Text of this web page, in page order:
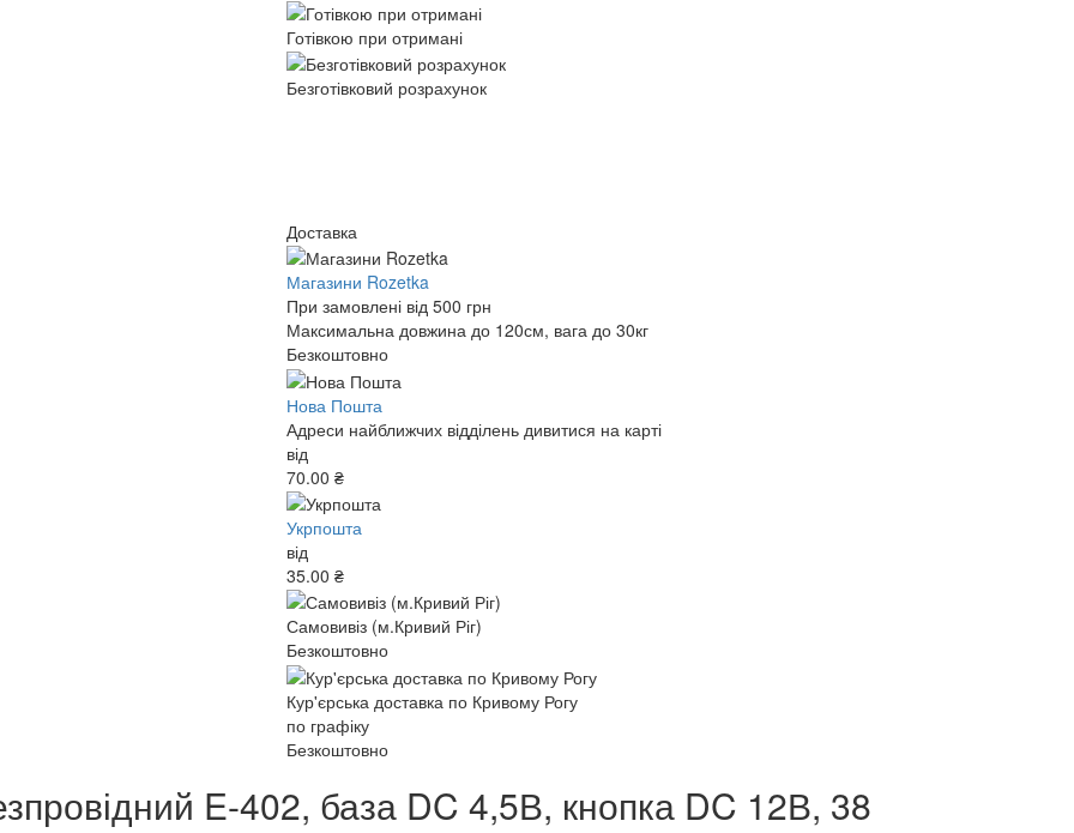
Готівкою при отримані
Безготівковий розрахунок
Доставка
Магазини Rozetka
При замовлені від 500 грн
Максимальна довжина до 120см, вага до 30кг
Безкоштовно
Нова Пошта
Адреси найближчих відділень дивитися на карті
від
70.00 ₴
Укрпошта
від
35.00 ₴
Самовивіз (м.Кривий Ріг)
Безкоштовно
Кур'єрська доставка по Кривому Рогу
по графіку
Безкоштовно
E-402, база DC 4,5В, кнопка DC 12В, 38